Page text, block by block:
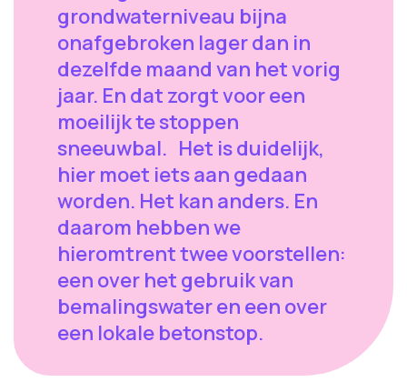
grondwaterniveau bijna
onafgebroken lager dan in
dezelfde maand van het vorig
jaar. En dat zorgt voor een
moeilijk te stoppen
sneeuwbal. Het is duidelijk,
hier moet iets aan gedaan
worden. Het kan anders. En
daarom hebben we
hieromtrent twee voorstellen:
een over het gebruik van
bemalingswater en een over
een lokale betonstop.